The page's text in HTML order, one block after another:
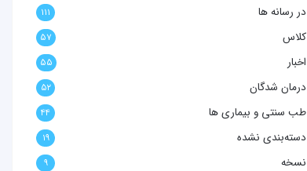
در رسانه ها ۱۱۱
کلاس ۵۷
اخبار ۵۵
درمان شدگان ۵۲
طب سنتی و بیماری ها ۴۴
دسته‌بندی نشده ۱۹
نسخه ۹